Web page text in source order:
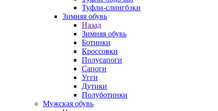
Туфли-слингбэки
Зимняя обувь
Назад
Зимняя обувь
Ботинки
Кроссовки
Полусапоги
Сапоги
Угги
Дутики
Полуботинки
Мужская обувь